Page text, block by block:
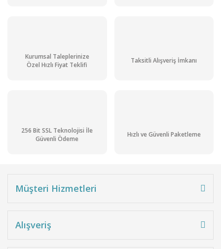
Kurumsal Taleplerinize
Özel Hızlı Fiyat Teklifi
Taksitli Alışveriş İmkanı
256 Bit SSL Teknolojisi İle
Güvenli Ödeme
Hızlı ve Güvenli Paketleme
Müşteri Hizmetleri
Alışveriş